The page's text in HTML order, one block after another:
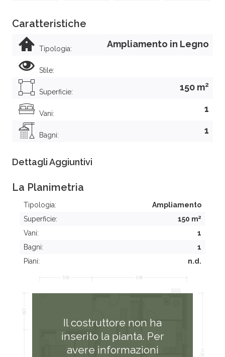
Caratteristiche
Tipologia: Ampliamento in Legno
Stile:
Superficie: 150 m2
Vani: 1
Bagni: 1
Dettagli Aggiuntivi
La Planimetria
Tipologia:
Ampliamento
Superficie:
150 m2
Vani:
1
Bagni:
1
Piani:
n.d.
Il costruttore non ha
inserito la pianta. Per
avere informazioni